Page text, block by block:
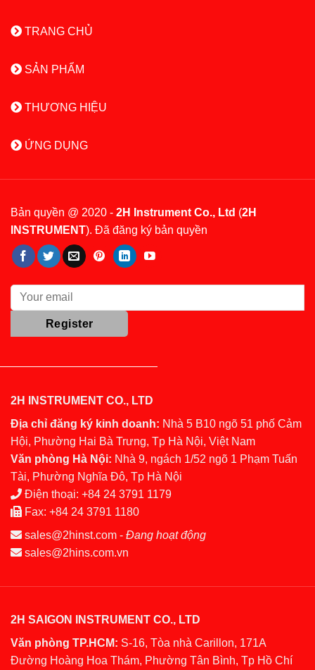
TRANG CHỦ
SẢN PHẨM
THƯƠNG HIỆU
ỨNG DỤNG
Bản quyền @ 2020 - 2H Instrument Co., Ltd (2H
INSTRUMENT). Đã đăng ký bản quyền
2H INSTRUMENT CO., LTD
Địa chỉ đăng ký kinh doanh: Nhà 5 B10 ngõ 51 phố Cảm
Hội, Phường Hai Bà Trưng, Tp Hà Nội, Việt Nam
Văn phòng Hà Nội: Nhà 9, ngách 1/52 ngõ 1 Phạm Tuấn
Tài, Phường Nghĩa Đô, Tp Hà Nội
Điện thoại: +84 24 3791 1179
Fax: +84 24 3791 1180
sales@2hinst.com - Đang hoạt động
sales@2hins.com.vn
2H SAIGON INSTRUMENT CO., LTD
Văn phòng TP.HCM: S-16, Tòa nhà Carillon, 171A
Đường Hoàng Hoa Thám, Phường Tân Bình, Tp Hồ Chí